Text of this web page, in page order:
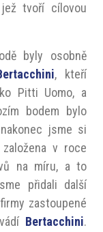
tvoří cílovou
byly osobně
, kteří
Pitti Uomo, a
bodem bylo
jsme si
v roce
na míru, a to
přidali další
zastoupené
Bertacchini.